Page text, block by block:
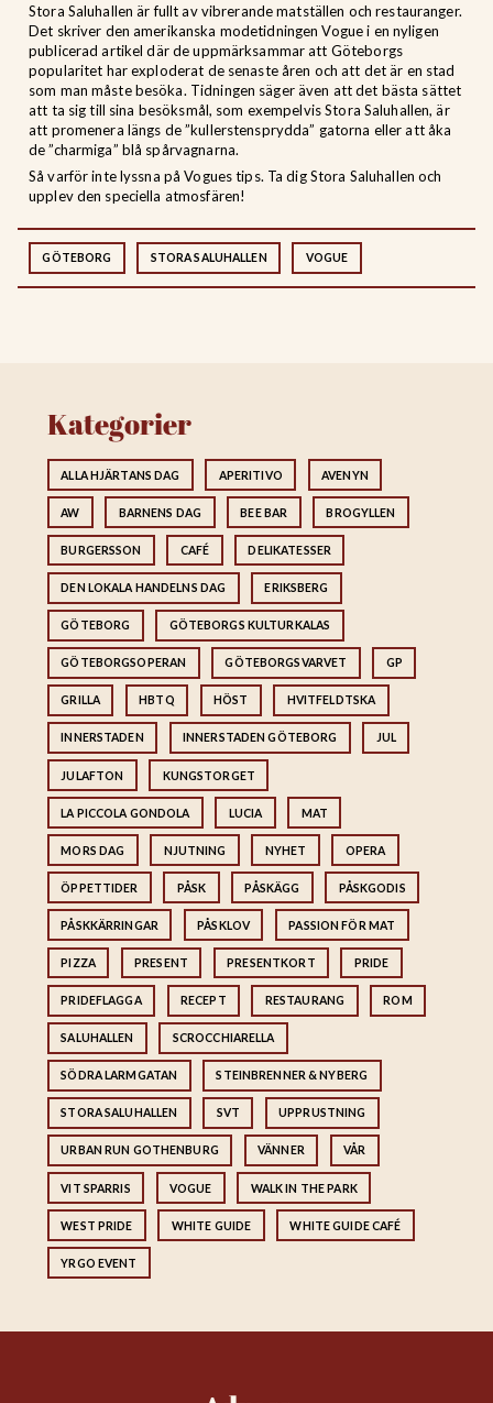
Stora Saluhallen är fullt av vibrerande matställen och restauranger.
Det skriver den amerikanska modetidningen Vogue i en nyligen
publicerad artikel där de uppmärksammar att Göteborgs
popularitet har exploderat de senaste åren och att det är en stad
som man måste besöka. Tidningen säger även att det bästa sättet
att ta sig till sina besöksmål, som exempelvis Stora Saluhallen, är
att promenera längs de ”kullerstensprydda” gatorna eller att åka
de ”charmiga” blå spårvagnarna.
Så varför inte lyssna på Vogues tips. Ta dig Stora Saluhallen och
upplev den speciella atmosfären!
GÖTEBORG STORA SALUHALLEN VOGUE
Kategorier
ALLA HJÄRTANS DAG APERITIVO AVENYN
AW BARNENS DAG BEE BAR BROGYLLEN
BURGERSSON CAFÉ DELIKATESSER
DEN LOKALA HANDELNS DAG ERIKSBERG
GÖTEBORG GÖTEBORGS KULTURKALAS
GÖTEBORGSOPERAN GÖTEBORGSVARVET GP
GRILLA HBTQ HÖST HVITFELDTSKA
INNERSTADEN INNERSTADEN GÖTEBORG JUL
JULAFTON KUNGSTORGET
LA PICCOLA GONDOLA LUCIA MAT
MORS DAG NJUTNING NYHET OPERA
ÖPPETTIDER PÅSK PÅSKÄGG PÅSKGODIS
PÅSKKÄRRINGAR PÅSKLOV PASSION FÖR MAT
PIZZA PRESENT PRESENTKORT PRIDE
PRIDEFLAGGA RECEPT RESTAURANG ROM
SALUHALLEN SCROCCHIARELLA
SÖDRA LARMGATAN STEINBRENNER & NYBERG
STORA SALUHALLEN SVT UPPRUSTNING
URBAN RUN GOTHENBURG VÄNNER VÅR
VIT SPARRIS VOGUE WALK IN THE PARK
WEST PRIDE WHITE GUIDE WHITE GUIDE CAFÉ
YRGO EVENT